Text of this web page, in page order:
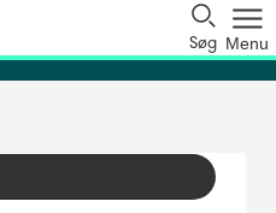
Søg Menu